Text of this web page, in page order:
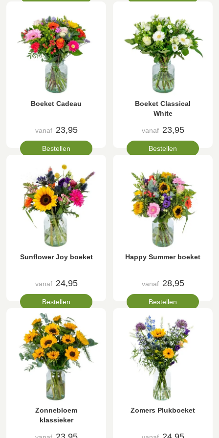
Boeket Cadeau
vanaf 23,95
Bestellen
Boeket Classical
White
vanaf 23,95
Bestellen
Sunflower Joy boeket
vanaf 24,95
Bestellen
Happy Summer boeket
vanaf 28,95
Bestellen
Zonnebloem
klassieker
Zomers Plukboeket